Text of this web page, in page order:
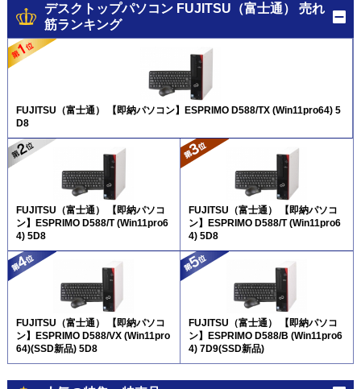
デスクトップパソコン FUJITSU（富士通） 売れ
筋ランキング
FUJITSU（富士通） 【即納パソコン】ESPRIMO D588/TX (Win11pro64) 5
D8
FUJITSU（富士通） 【即納パソコ
ン】ESPRIMO D588/T (Win11pro6
4) 5D8
FUJITSU（富士通） 【即納パソコ
ン】ESPRIMO D588/T (Win11pro6
4) 5D8
FUJITSU（富士通） 【即納パソコ
ン】ESPRIMO D588/VX (Win11pro
64)(SSD新品) 5D8
FUJITSU（富士通） 【即納パソコ
ン】ESPRIMO D588/B (Win11pro6
4) 7D9(SSD新品)